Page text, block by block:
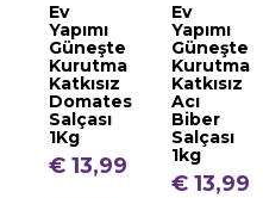
Ev
Yapımı
Güneşte
Kurutma
Katkısız
Domates
Salçası
1Kg
€ 13,99
Ev
Yapımı
Güneşte
Kurutma
Katkısız
Acı
Biber
Salçası
1kg
€ 13,99